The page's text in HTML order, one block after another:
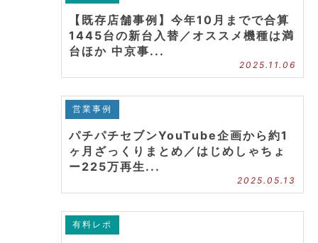
【既存店舗事例】今年10月までで合算
1445台の新台入替／オススメ機種は満
台ほか 中京事...
2025.11.06
営業事例
パチパチセブンYouTube企画から約1
ヶ月ざっくりまとめ／はじめしゃちょ
ー225万再生...
2025.05.13
有料レポ